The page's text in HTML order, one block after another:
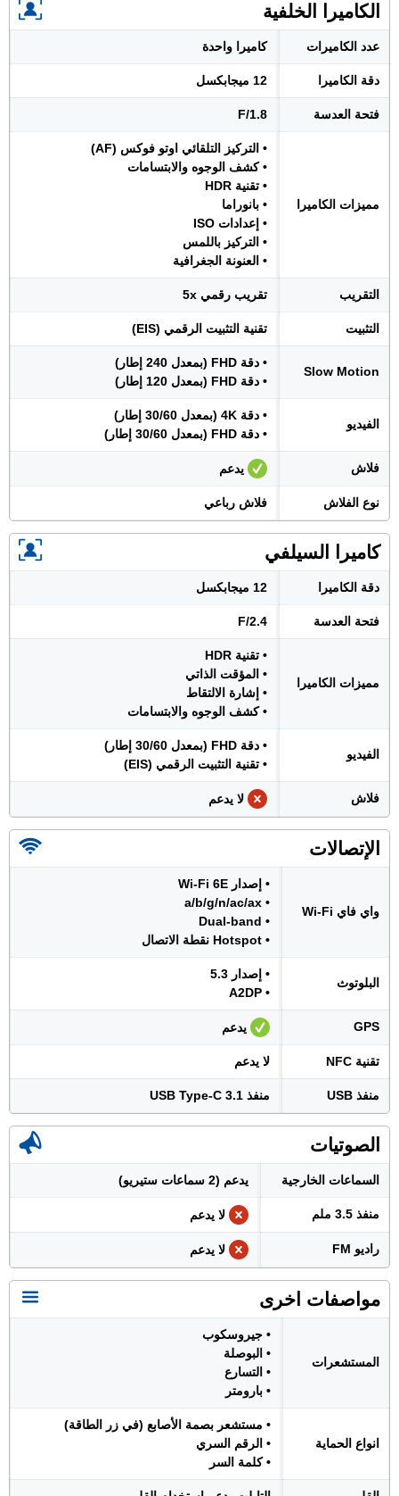
الكاميرا الخلفية
عدد الكاميرات كاميرا واحدة
دقة الكاميرا 12 ميجابكسل
فتحة العدسة F/1.8
مميزات الكاميرا
• التركيز التلقائي اوتو فوكس (AF)
• كشف الوجوه والابتسامات
• تقنية HDR
• بانوراما
• إعدادات ISO
• التركيز باللمس
• العنونة الجغرافية
التقريب تقريب رقمي 5x
التثبيت تقنية التثبيت الرقمي (EIS)
Slow Motion
• دقة FHD (بمعدل 240 إطار)
• دقة FHD (بمعدل 120 إطار)
الفيديو
• دقة 4K (بمعدل 30/60 إطار)
• دقة FHD (بمعدل 30/60 إطار)
فلاش يدعم
نوع الفلاش فلاش رباعي
كاميرا السيلفي
دقة الكاميرا 12 ميجابكسل
فتحة العدسة F/2.4
مميزات الكاميرا
• تقنية HDR
• المؤقت الذاتي
• إشارة الالتقاط
• كشف الوجوه والابتسامات
الفيديو
• دقة FHD (بمعدل 30/60 إطار)
• تقنية التثبيت الرقمي (EIS)
فلاش لا يدعم
الإتصالات
واي فاي Wi-Fi
• إصدار Wi-Fi 6E
• a/b/g/n/ac/ax
• Dual-band
• Hotspot نقطة الاتصال
البلوتوث
• إصدار 5.3
• A2DP
GPS يدعم
تقنية NFC لا يدعم
منفذ USB منفذ USB Type-C 3.1
الصوتيات
السماعات الخارجية يدعم (2 سماعات ستيريو)
منفذ 3.5 ملم لا يدعم
راديو FM لا يدعم
مواصفات اخرى
المستشعرات
• جيروسكوب
• البوصلة
• التسارع
• بارومتر
انواع الحماية
• مستشعر بصمة الأصابع (في زر الطاقة)
• الرقم السري
• كلمة السر